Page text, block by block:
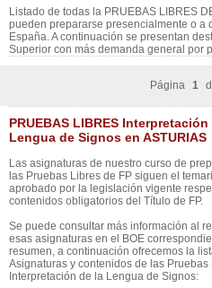
Listado de todas la PRUEBAS LIBRES
pueden prepararse presencialmente o a
España. A continuación se presentan
Superior con más demanda general por
Página 1
PRUEBAS LIBRES Interpretación
Lengua de Signos en ASTURIAS
Las asignaturas de nuestro curso de
las Pruebas Libres de FP siguen el
aprobado por la legislación vigente
contenidos obligatorios del Título de FP.
Se puede consultar más información al
esas asignaturas en el BOE
resumen, a continuación ofrecemos la
Asignaturas y contenidos de las Pruebas
Interpretación de la Lengua de Signos: